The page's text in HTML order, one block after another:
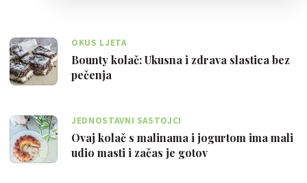
OKUS LJETA
Bounty kolač: Ukusna i zdrava slastica bez
pečenja
JEDNOSTAVNI SASTOJCI
Ovaj kolač s malinama i jogurtom ima mali
udio masti i začas je gotov